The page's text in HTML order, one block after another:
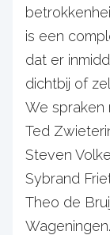
is een
dat er
dichtbij of
We spraken
Ted
Steven
Sybrand
Theo de